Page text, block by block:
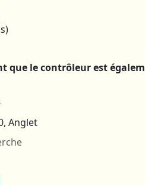
que le contrôleur est
Anglet